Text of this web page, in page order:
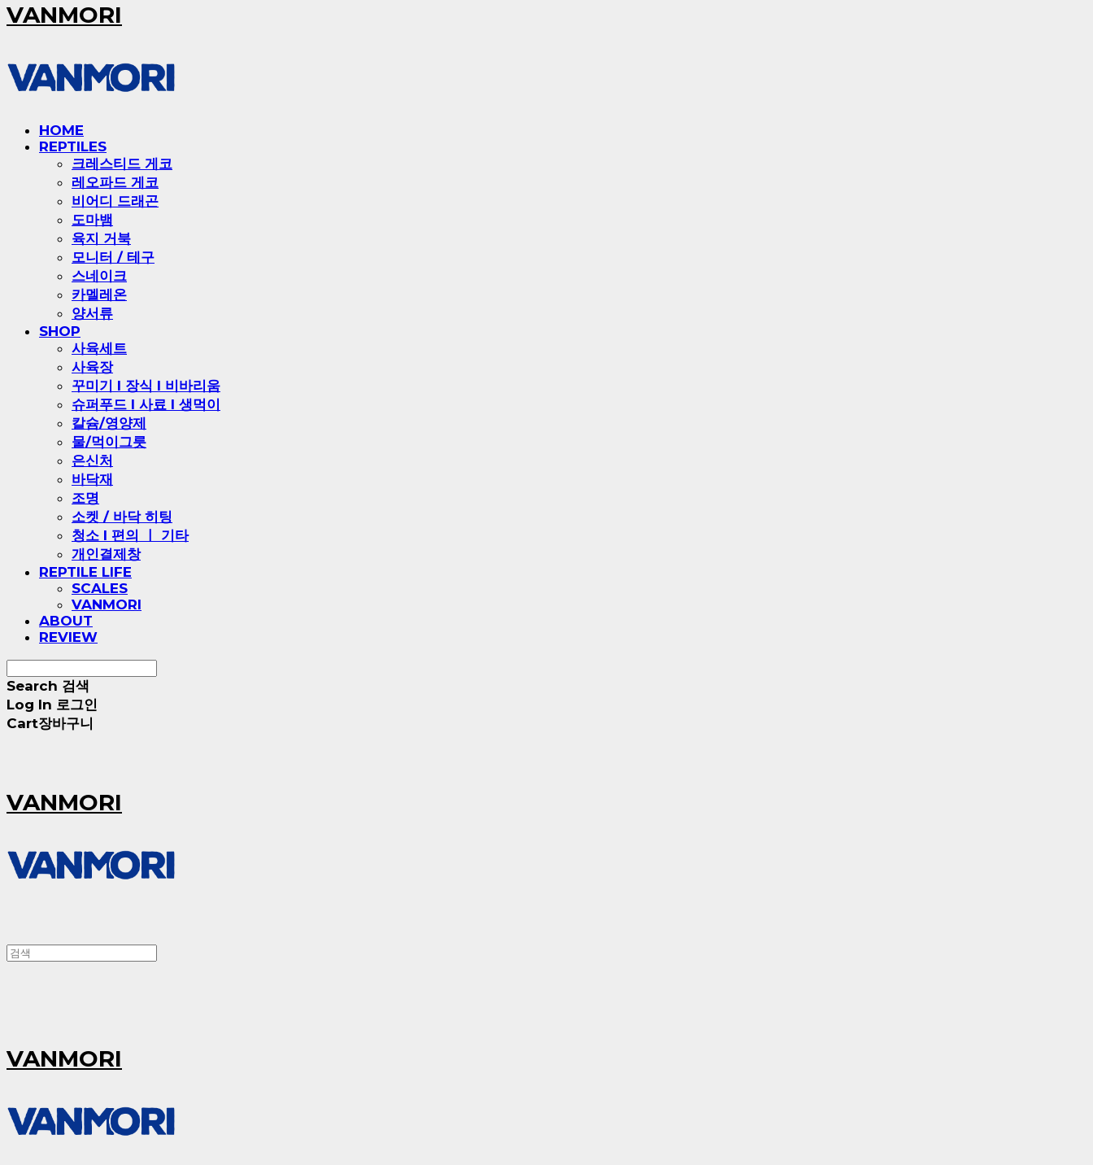
VANMORI
HOME
REPTILES
크레스티드 게코
레오파드 게코
비어디 드래곤
도마뱀
육지 거북
모니터 / 테구
스네이크
카멜레온
양서류
SHOP
사육세트
사육장
꾸미기 l 장식 l 비바리움
슈퍼푸드 l 사료 l 생먹이
칼슘/영양제
물/먹이그릇
은신처
바닥재
조명
소켓 / 바닥 히팅
청소 l 편의 ㅣ 기타
개인결제창
REPTILE LIFE
SCALES
VANMORI
ABOUT
REVIEW
Search 검색
Log In 로그인
Cart장바구니
VANMORI
VANMORI